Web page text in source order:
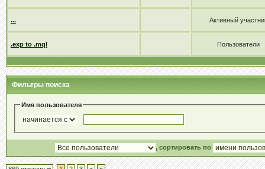
... Активный
.exp to .mql Пользователи
Фильтры поиска
Имя пользователя
, сортировать по